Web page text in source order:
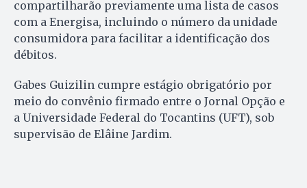
compartilharão previamente uma lista de casos
com a Energisa, incluindo o número da unidade
consumidora para facilitar a identificação dos
débitos.
Gabes Guizilin cumpre estágio obrigatório por
meio do convênio firmado entre o Jornal Opção e
a Universidade Federal do Tocantins (UFT), sob
supervisão de Elâine Jardim.